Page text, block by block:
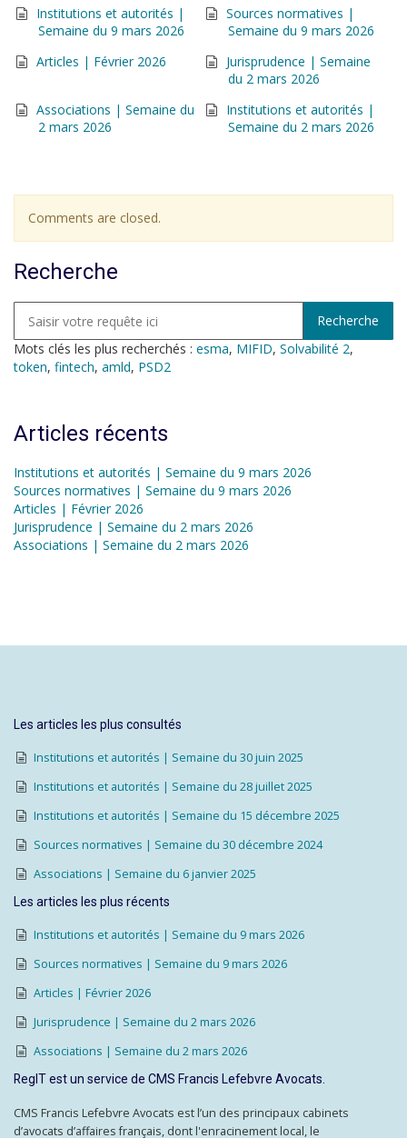
Institutions et autorités |
Semaine du 9 mars 2026
Sources normatives |
Semaine du 9 mars 2026
Articles | Février 2026
Jurisprudence | Semaine
du 2 mars 2026
Associations | Semaine du
2 mars 2026
Institutions et autorités |
Semaine du 2 mars 2026
Comments are closed.
Recherche
Mots clés les plus recherchés : esma, MIFID, Solvabilité 2,
token, fintech, amld, PSD2
Articles récents
Institutions et autorités | Semaine du 9 mars 2026
Sources normatives | Semaine du 9 mars 2026
Articles | Février 2026
Jurisprudence | Semaine du 2 mars 2026
Associations | Semaine du 2 mars 2026
Les articles les plus consultés
Institutions et autorités | Semaine du 30 juin 2025
Institutions et autorités | Semaine du 28 juillet 2025
Institutions et autorités | Semaine du 15 décembre 2025
Sources normatives | Semaine du 30 décembre 2024
Associations | Semaine du 6 janvier 2025
Les articles les plus récents
Institutions et autorités | Semaine du 9 mars 2026
Sources normatives | Semaine du 9 mars 2026
Articles | Février 2026
Jurisprudence | Semaine du 2 mars 2026
Associations | Semaine du 2 mars 2026
RegIT est un service de CMS Francis Lefebvre Avocats.
CMS Francis Lefebvre Avocats est l’un des principaux cabinets
d’avocats d’affaires français, dont l'enracinement local, le